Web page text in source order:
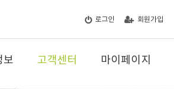
로그인 회원가입
보 고객센터 마이페이지